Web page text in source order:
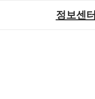
정보센터